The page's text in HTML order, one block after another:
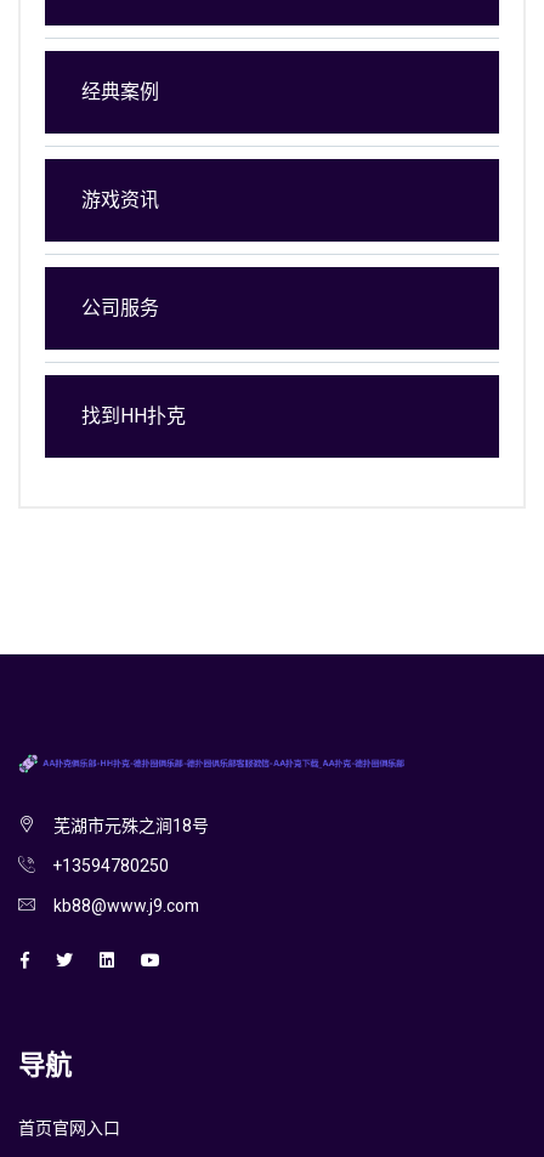
经典案例
游戏资讯
公司服务
找到HH扑克
芜湖市元殊之涧18号
+13594780250
kb88@www.j9.com
导航
首页官网入口